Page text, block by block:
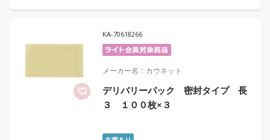
KA-70618266
メーカー名 カウネット
デリバリーパック 密封タイプ 長
３ １００枚×３